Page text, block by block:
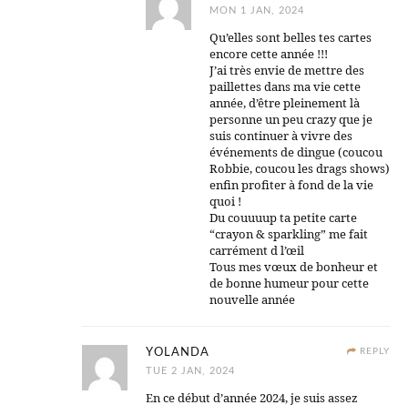
MON 1 JAN, 2024
Qu’elles sont belles tes cartes
encore cette année !!!
J’ai très envie de mettre des
paillettes dans ma vie cette
année, d’être pleinement là
personne un peu crazy que je
suis continuer à vivre des
événements de dingue (coucou
Robbie, coucou les drags shows)
enfin profiter à fond de la vie
quoi !
Du couuuup ta petite carte
“crayon & sparkling” me fait
carrément d l’œil
Tous mes vœux de bonheur et
de bonne humeur pour cette
nouvelle année
REPLY
YOLANDA
TUE 2 JAN, 2024
En ce début d’année 2024, je suis assez